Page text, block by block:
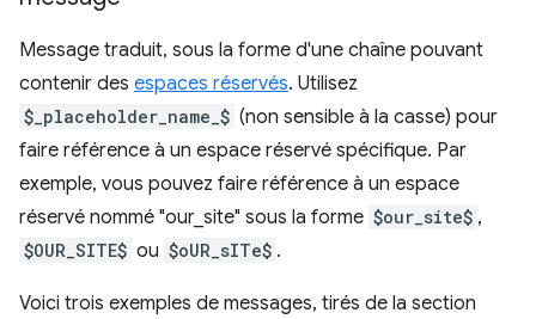
Message traduit, sous la forme d'une chaîne pouvant
contenir des espaces réservés. Utilisez
$_placeholder_name_$ (non sensible à la casse) pour
faire référence à un espace réservé spécifique. Par
exemple, vous pouvez faire référence à un espace
réservé nommé "our_site" sous la forme $our_site$ ,
$OUR_SITE$ ou $oUR_sITe$ .
Voici trois exemples de messages, tirés de la section